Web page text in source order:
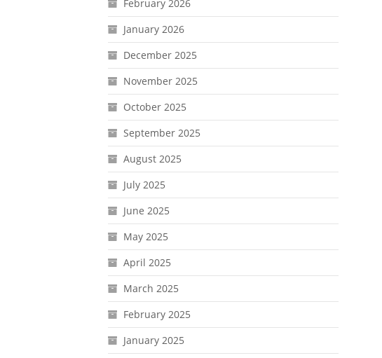
February 2026
January 2026
December 2025
November 2025
October 2025
September 2025
August 2025
July 2025
June 2025
May 2025
April 2025
March 2025
February 2025
January 2025